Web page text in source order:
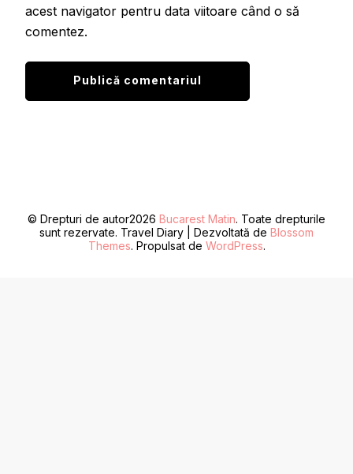
acest navigator pentru data viitoare când o să
comentez.
© Drepturi de autor2026 Bucarest Matin. Toate drepturile
sunt rezervate. Travel Diary | Dezvoltată de Blossom
Themes. Propulsat de WordPress.